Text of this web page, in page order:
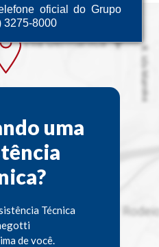
oficial do Grupo
3275-8000
uma
Técnica
de você.